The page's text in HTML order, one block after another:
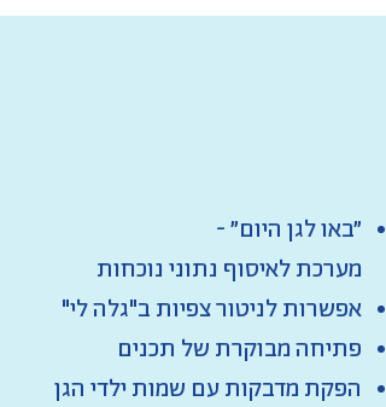
״באו לגן היום״​ -
מערכת לאיסוף נתוני נוכחות
אפשרות לניטור צפיות ב"גלה לי"
פתיחה מבוקרת של תכנים
הפקת מדבקות עם שמות ילדי הגן